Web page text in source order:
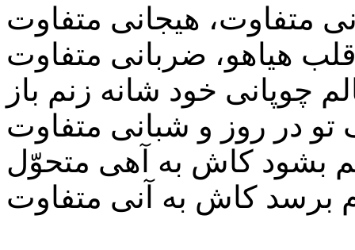
متفاوت، هیجانی متفاوت
هیاهو، ضربانی متفاوت
چوپانی خود شانه زنم باز
تو در روز و شبانی متفاوت
بشود کاش به آهی متحوّل